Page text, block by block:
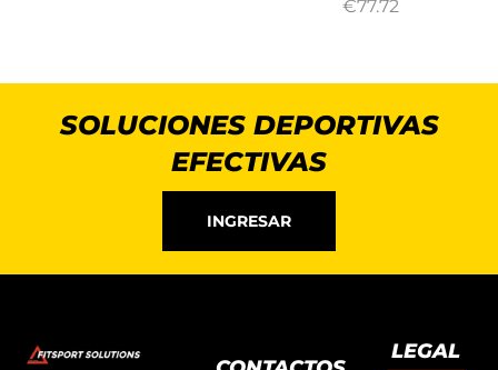
€77.72
SOLUCIONES DEPORTIVAS
EFECTIVAS
INGRESAR
LEGAL